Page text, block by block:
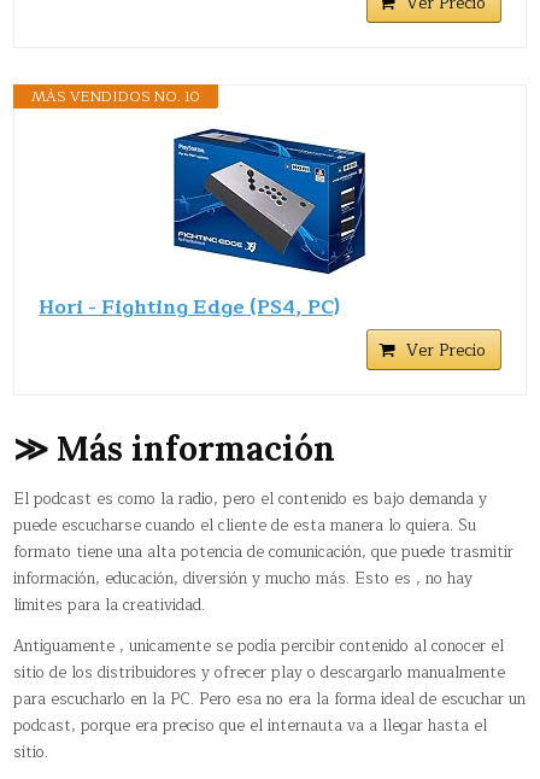
MÁS VENDIDOS NO. 10
Hori - Fighting Edge (PS4, PC)
Ver Precio
≫ Más información
El podcast es como la radio, pero el contenido es bajo demanda y
puede escucharse cuando el cliente de esta manera lo quiera. Su
formato tiene una alta potencia de comunicación, que puede trasmitir
información, educación, diversión y mucho más. Esto es , no hay
límites para la creatividad.
Antiguamente , unicamente se podía percibir contenido al conocer el
sitio de los distribuidores y ofrecer play o descargarlo manualmente
para escucharlo en la PC. Pero esa no era la forma ideal de escuchar un
podcast, porque era preciso que el internauta va a llegar hasta el
sitio.